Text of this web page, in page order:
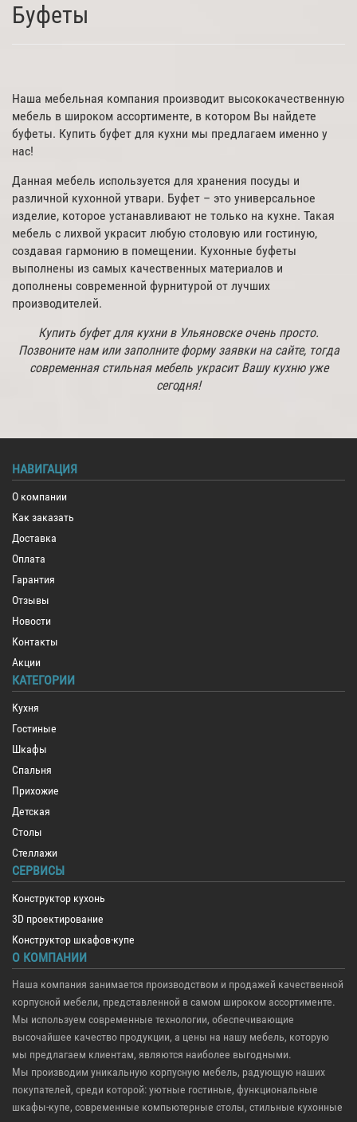
Буфеты
Наша мебельная компания производит высококачественную
мебель в широком ассортименте, в котором Вы найдете
буфеты. Купить буфет для кухни мы предлагаем именно у
нас!
Данная мебель используется для хранения посуды и
различной кухонной утвари. Буфет – это универсальное
изделие, которое устанавливают не только на кухне. Такая
мебель с лихвой украсит любую столовую или гостиную,
создавая гармонию в помещении. Кухонные буфеты
выполнены из самых качественных материалов и
дополнены современной фурнитурой от лучших
производителей.
Купить буфет для кухни в Ульяновске очень просто.
Позвоните нам или заполните форму заявки на сайте, тогда
современная стильная мебель украсит Вашу кухню уже
сегодня!
НАВИГАЦИЯ
О компании
Как заказать
Доставка
Оплата
Гарантия
Отзывы
Новости
Контакты
Акции
КАТЕГОРИИ
Кухня
Гостиные
Шкафы
Спальня
Прихожие
Детская
Столы
Стеллажи
СЕРВИСЫ
Конструктор кухонь
3D проектирование
Конструктор шкафов-купе
О КОМПАНИИ
Наша компания занимается производством и продажей качественной
корпусной мебели, представленной в самом широком ассортименте.
Мы используем современные технологии, обеспечивающие
высочайшее качество продукции, а цены на нашу мебель, которую
мы предлагаем клиентам, являются наиболее выгодными.
Мы производим уникальную корпусную мебель, радующую наших
покупателей, среди которой: уютные гостиные, функциональные
шкафы-купе, современные компьютерные столы, стильные кухонные